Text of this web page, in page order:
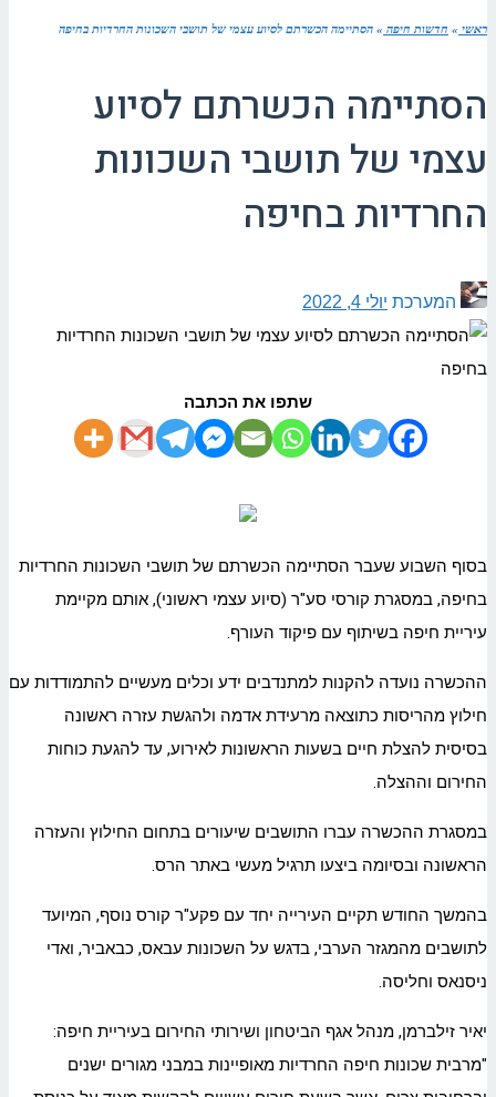
ראשי » חדשות חיפה » הסתיימה הכשרתם לסיוע עצמי של תושבי השכונות החרדיות בחיפה
הסתיימה הכשרתם לסיוע
עצמי של תושבי השכונות
החרדיות בחיפה
המערכת יולי 4, 2022
שתפו את הכתבה
בסוף השבוע שעבר הסתיימה הכשרתם של תושבי השכונות החרדיות
בחיפה, במסגרת קורסי סע"ר (סיוע עצמי ראשוני), אותם מקיימת
עיריית חיפה בשיתוף עם פיקוד העורף.
ההכשרה נועדה להקנות למתנדבים ידע וכלים מעשיים להתמודדות עם
חילוץ מהריסות כתוצאה מרעידת אדמה ולהגשת עזרה ראשונה
בסיסית להצלת חיים בשעות הראשונות לאירוע, עד להגעת כוחות
החירום וההצלה.
במסגרת ההכשרה עברו התושבים שיעורים בתחום החילוץ והעזרה
הראשונה ובסיומה ביצעו תרגיל מעשי באתר הרס.
בהמשך החודש תקיים העירייה יחד עם פקע"ר קורס נוסף, המיועד
לתושבים מהמגזר הערבי, בדגש על השכונות עבאס, כבאביר, ואדי
ניסנאס וחליסה.
יאיר זילברמן, מנהל אגף הביטחון ושירותי החירום בעיריית חיפה:
"מרבית שכונות חיפה החרדיות מאופיינות במבני מגורים ישנים